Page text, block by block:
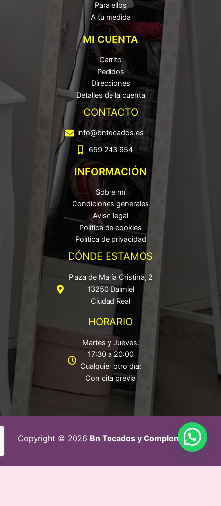
Para ellos
A tu medida
MI CUENTA
Carrito
Pedidos
Direcciones
Detalles de la cuenta
CONTACTO
info@bntocados.es
659 243 954
INFORMACIÓN
Sobre mí
Condiciones generales
Aviso legal
Política de cookies
Política de privacidad
DÓNDE ESTAMOS
Plaza de María Cristina, 2
13250 Daimiel
Ciudad Real
HORARIO
Martes y Jueves:
17:30 a 20:00
Cualquier otro día:
Con cita previa
Copyright © 2026 Bn Tocados y Complementos